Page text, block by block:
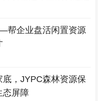
帮企业盘活闲置资源
，JYPC森林资源保
态屏障